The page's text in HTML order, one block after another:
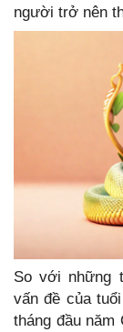
người trở nên
So với những
vấn đề của
tháng đầu